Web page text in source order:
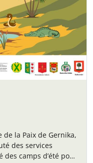
la Paix de Gernika,
des services
camps d’été pour